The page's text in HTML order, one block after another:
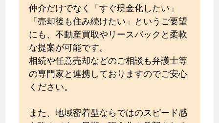
仲介だけでなく「すぐ現金化したい」
「売却後も住み続けたい」というご要望
にも、不動産買取やリースバックと柔軟
な提案が可能です。
相続や任意売却などのご相談も弁護士等
の専門家と連携しておりますのでご安心
ください。
また、地域密着型ならではのスピード感